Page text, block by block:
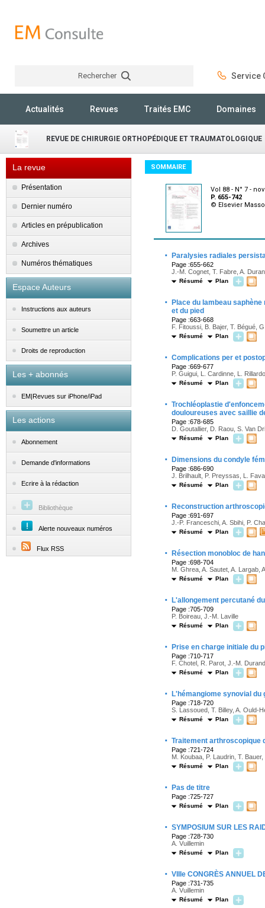
Rechercher Service
Actualités Revues Traités EMC Domaines
REVUE DE CHIRURGIE ORTHOPÉDIQUE ET TRAUMATOLOGIQUE
La revue
Présentation
Dernier numéro
Articles en prépublication
Archives
Numéros thématiques
Espace Auteurs
Instructions aux auteurs
Soumettre un article
Droits de reproduction
Les + abonnés
EM|Revues sur iPhone/iPad
Les actions
Abonnement
Demande d'informations
Ecrire à la rédaction
Bibliothèque
Alerte nouveaux numéros
Flux RSS
SOMMAIRE
Vol 88 - N° 7 -
P. 655-742
© Elsevier
· Paralysies radiales
Page :655-662
J.-M. Cognet, T. Fabre, A.
Résumé Plan
·
Place du lambeau
et du pied
Page :663-668
F. Fitoussi, B. Bajer, T. Bégué,
Résumé Plan
· Complications per et
Page :669-677
P. Guigui, L. Cardinne, L.
Résumé Plan
· Trochléoplastie
douloureuses avec saillie
Page :678-685
D. Goutallier, D. Raou, S. Van
Résumé Plan
· Dimensions du condyle
Page :686-690
J. Brilhault, P. Preyssas, L.
Résumé Plan
· Reconstruction
Page :691-697
J.-P. Franceschi, A. Sbihi, P.
Résumé Plan
· Résection monobloc de
Page :698-704
M. Ghrea, A. Sautet, A. Largab,
Résumé Plan
· L'allongement percutané
Page :705-709
P. Boireau, J.-M. Laville
Résumé Plan
· Prise en charge initiale du
Page :710-717
F. Chotel, R. Parot, J.-M.
Résumé Plan
· L'hémangiome synovial du
Page :718-720
S. Lassoued, T. Billey, A. Ould-
Résumé Plan
· Traitement arthroscopique
Page :721-724
M. Koubaa, P. Laudrin, T.
Résumé Plan
· Pas de titre
Page :725-727
Résumé Plan
· SYMPOSIUM SUR LES
Page :728-730
A. Vuillemin
Résumé Plan
· VIIIe CONGRÈS ANNUEL
Page :731-735
A. Vuillemin
Résumé Plan